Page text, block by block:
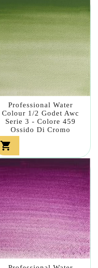
Professional Water
Colour 1/2 Godet Awc
Serie 3 - Colore 459
Ossido Di Cromo
